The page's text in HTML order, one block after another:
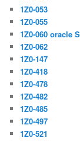
1Z0-053
1Z0-055
1Z0-060 oracle
1Z0-062
1Z0-147
1Z0-418
1Z0-478
1Z0-482
1Z0-485
1Z0-497
1Z0-521